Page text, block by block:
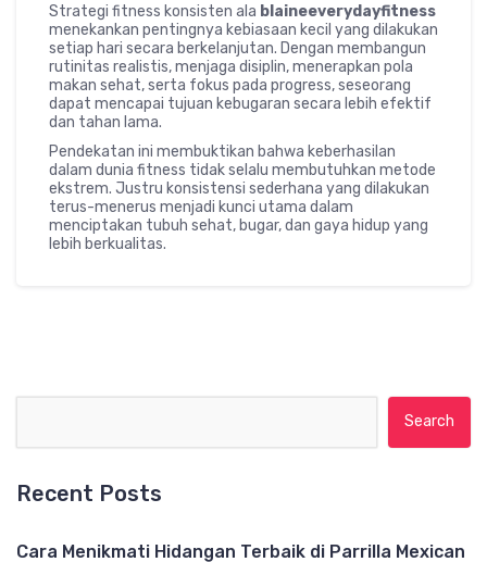
Strategi fitness konsisten ala blaineeverydayfitness
menekankan pentingnya kebiasaan kecil yang dilakukan
setiap hari secara berkelanjutan. Dengan membangun
rutinitas realistis, menjaga disiplin, menerapkan pola
makan sehat, serta fokus pada progress, seseorang
dapat mencapai tujuan kebugaran secara lebih efektif
dan tahan lama.
Pendekatan ini membuktikan bahwa keberhasilan
dalam dunia fitness tidak selalu membutuhkan metode
ekstrem. Justru konsistensi sederhana yang dilakukan
terus-menerus menjadi kunci utama dalam
menciptakan tubuh sehat, bugar, dan gaya hidup yang
lebih berkualitas.
Recent Posts
Cara Menikmati Hidangan Terbaik di Parrilla Mexican